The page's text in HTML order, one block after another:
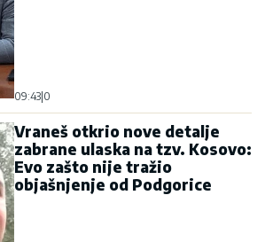
09:43|0
Vraneš otkrio nove detalje
zabrane ulaska na tzv. Kosovo:
Evo zašto nije tražio
objašnjenje od Podgorice